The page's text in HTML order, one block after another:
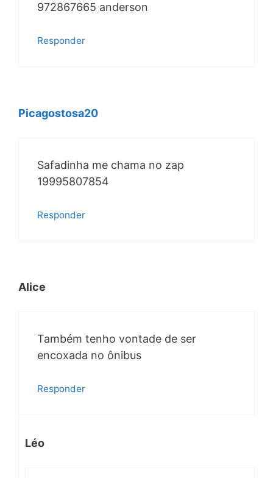
972867665 anderson
Responder
Picagostosa20
Safadinha me chama no zap
19995807854
Responder
Alice
Também tenho vontade de ser
encoxada no ônibus
Responder
Léo